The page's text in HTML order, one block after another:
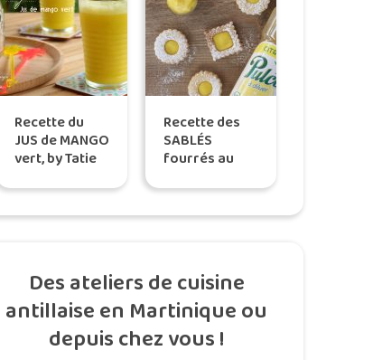
Recette du
JUS de MANGO
vert, by Tatie
Recette des
SABLÉS
fourrés au
Maryse
Des ateliers de cuisine
antillaise en Martinique ou
depuis chez vous !